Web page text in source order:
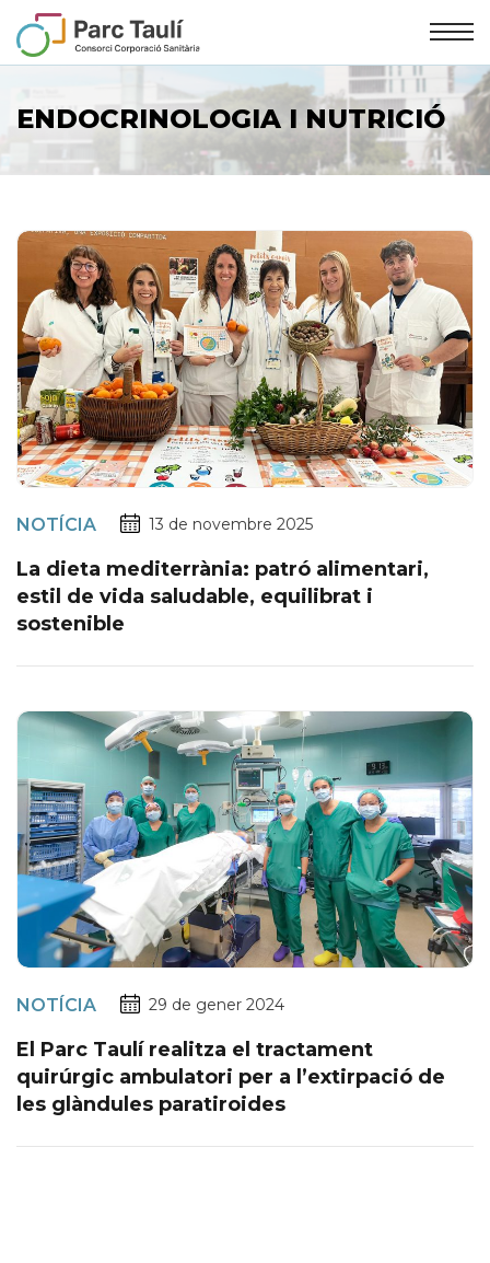
Skip
to
Content
Skip
to
navigation
ENDOCRINOLOGIA I NUTRICIÓ
NOTÍCIA 13 de novembre 2025
La dieta mediterrània: patró alimentari,
estil de vida saludable, equilibrat i
sostenible
NOTÍCIA 29 de gener 2024
El Parc Taulí realitza el tractament
quirúrgic ambulatori per a l’extirpació de
les glàndules paratiroides